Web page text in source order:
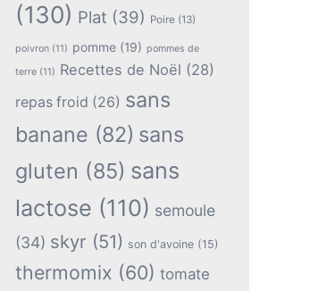
(130) Plat (39) Poire (13)
poivron(11) pomme(19) pommes de
terre(11) Recettes de Noël (28)
repas froid (26) sans
banane (82) sans
gluten (85) sans
lactose (110) semoule
(34) skyr (51) son d'avoine(15)
thermomix (60) tomate